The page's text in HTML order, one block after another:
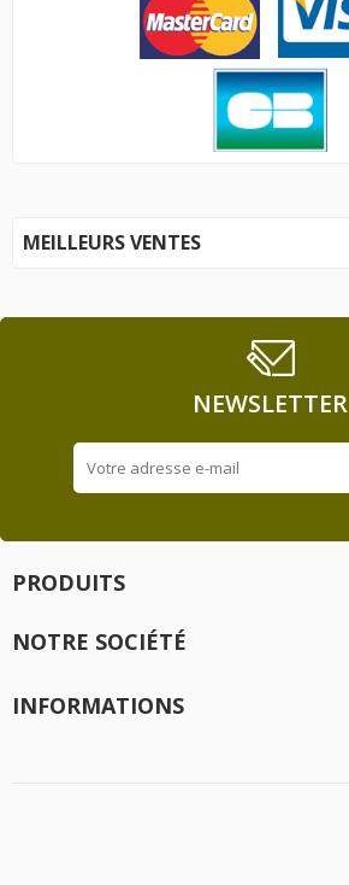
MEILLEURS VENTES
NEWSLETTER
PRODUITS
NOTRE SOCIÉTÉ
INFORMATIONS